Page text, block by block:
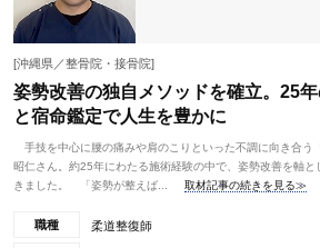
[沖縄県／整骨院・接骨院]
姿勢改善の独自メソッドを確立。25
と宿命鑑定で人生を豊かに
手技を中心に腰の痛みや肩のこりといった不調に向き合う
昭仁さん。約25年にわたる施術経験の中で、姿勢改善を軸
きました。 「姿勢が整えば...
取材記事の続きを見る≫
職種 柔道整復師